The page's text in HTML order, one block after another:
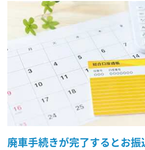
廃車手続きが完了するとお振